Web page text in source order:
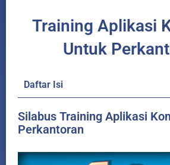
Training Aplikasi
Untuk
Daftar Isi
Silabus Training Aplikasi
Perkantoran